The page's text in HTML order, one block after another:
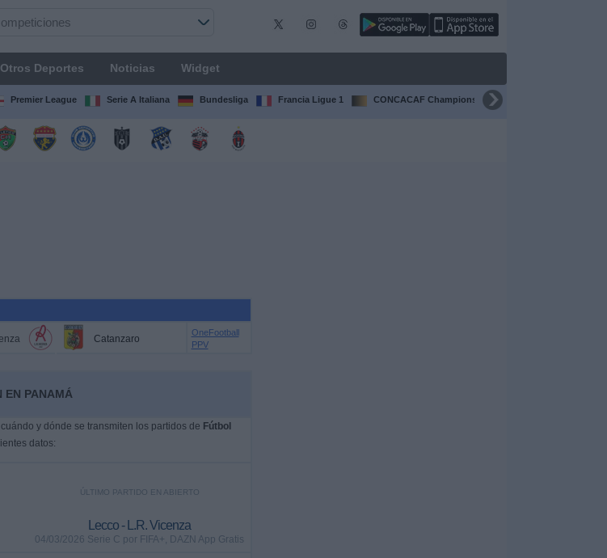
Otros Deportes Noticias Widget
Premier League Serie A Italiana Bundesliga Francia Ligue 1 CONCACAF Champions Cup
Catanzaro
OneFootball
PPV
EN PANAMÁ
y dónde se transmiten los partidos de Fútbol
datos:
ÚLTIMO PARTIDO EN ABIERTO
Lecco - L.R. Vicenza
04/03/2026 Serie C por FIFA+, DAZN App Gratis